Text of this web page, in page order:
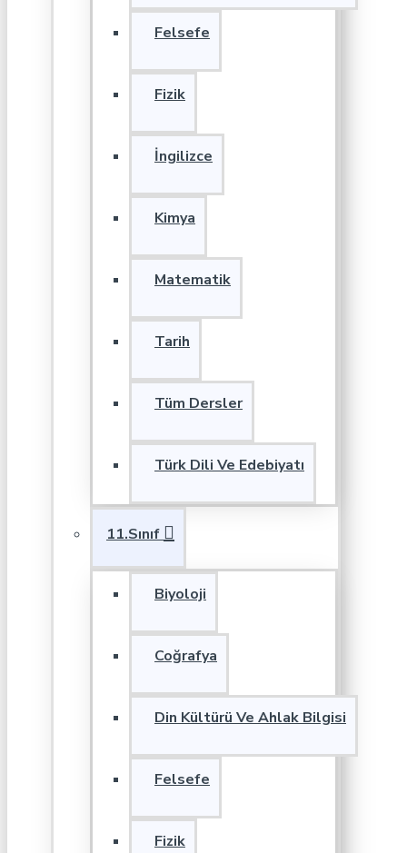
Felsefe
Fizik
İngilizce
Kimya
Matematik
Tarih
Tüm Dersler
Türk Dili Ve Edebiyatı
11.Sınıf
Biyoloji
Coğrafya
Din Kültürü Ve Ahlak Bilgisi
Felsefe
Fizik